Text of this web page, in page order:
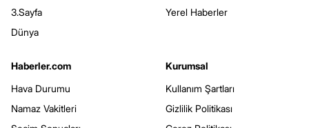
3.Sayfa
Dünya
Yerel Haberler
Haberler.com
Hava Durumu
Namaz Vakitleri
Kurumsal
Kullanım Şartları
Gizlilik Politikası